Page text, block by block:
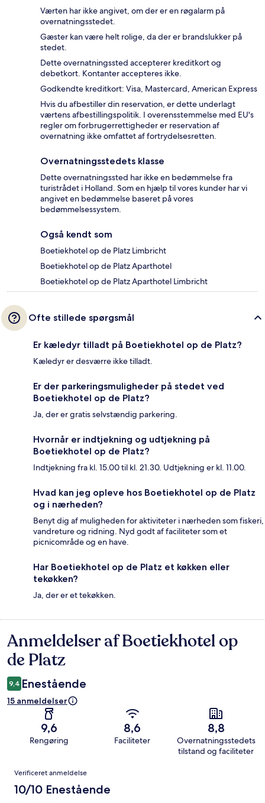
Værten har ikke angivet, om der er en røgalarm på
overnatningsstedet.
Gæster kan være helt rolige, da der er brandslukker på
stedet.
Dette overnatningssted accepterer kreditkort og
debetkort. Kontanter accepteres ikke.
Godkendte kreditkort: Visa, Mastercard, American Express
Hvis du afbestiller din reservation, er dette underlagt
værtens afbestillingspolitik. I overensstemmelse med EU's
regler om forbrugerrettigheder er reservation af
overnatning ikke omfattet af fortrydelsesretten.
Overnatningsstedets klasse
Dette overnatningssted har ikke en bedømmelse fra
turistrådet i Holland. Som en hjælp til vores kunder har vi
angivet en bedømmelse baseret på vores
bedømmelsessystem.
Også kendt som
Boetiekhotel op de Platz Limbricht
Boetiekhotel op de Platz Aparthotel
Boetiekhotel op de Platz Aparthotel Limbricht
Ofte stillede spørgsmål
Er kæledyr tilladt på Boetiekhotel op de Platz?
Kæledyr er desværre ikke tilladt.
Er der parkeringsmuligheder på stedet ved
Boetiekhotel op de Platz?
Ja, der er gratis selvstændig parkering.
Hvornår er indtjekning og udtjekning på
Boetiekhotel op de Platz?
Indtjekning fra kl. 15.00 til kl. 21.30. Udtjekning er kl. 11.00.
Hvad kan jeg opleve hos Boetiekhotel op de Platz
og i nærheden?
Benyt dig af muligheden for aktiviteter i nærheden som fiskeri,
vandreture og ridning. Nyd godt af faciliteter som et
picnicområde og en have.
Har Boetiekhotel op de Platz et køkken eller
tekøkken?
Ja, der er et tekøkken.
Anmeldelser
Anmeldelser af Boetiekhotel op
de Platz
9,4 Enestående
15 anmeldelser
9,6
Rengøring
8,6
Faciliteter
8,8
Overnatningsstedets
tilstand og faciliteter
Anmeldelser
Verificeret anmeldelse
10/10 Enestående